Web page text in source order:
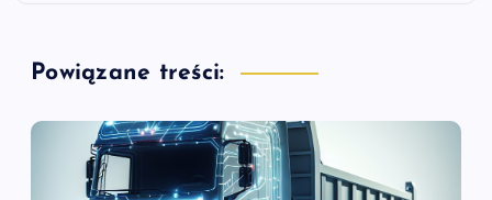
a
c
Powiązane treści: